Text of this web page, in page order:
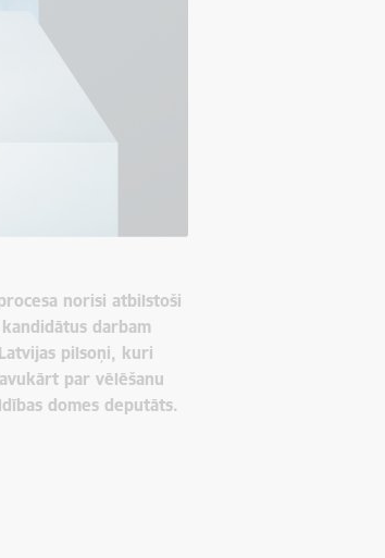
norisi atbilstoši
darbam
pilsoņi, kuri
par vēlēšanu
domes deputāts.